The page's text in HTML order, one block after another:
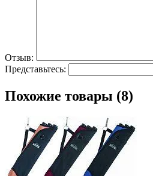
Отзыв:
Представьтесь:
Похожие товары (8)